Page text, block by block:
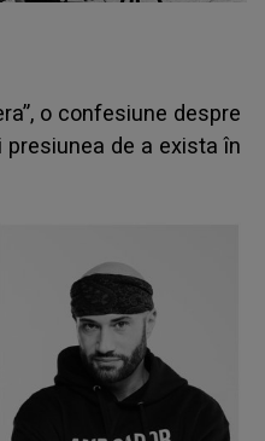
o confesiune despre
de a exista în